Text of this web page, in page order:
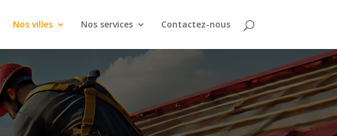
Nos villes Nos services Contactez-nous